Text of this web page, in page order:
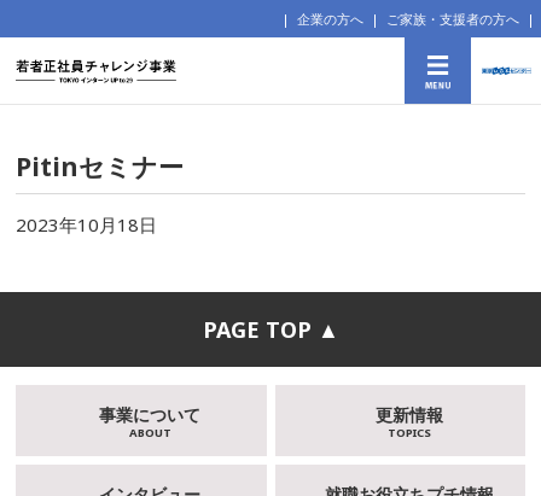
企業の方へ ご家族・支援者の方へ
Pitinセミナー
2023年10月18日
PAGE TOP ▲
事業について
ABOUT
更新情報
TOPICS